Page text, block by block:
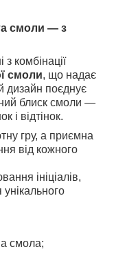
смоли — з
з комбінації
смоли, що надає
дизайн поєднує
блиск смоли —
і відтінок.
гру, а приємна
від кожного
ініціалів,
смола;